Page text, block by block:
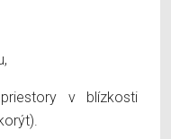
v blízkosti